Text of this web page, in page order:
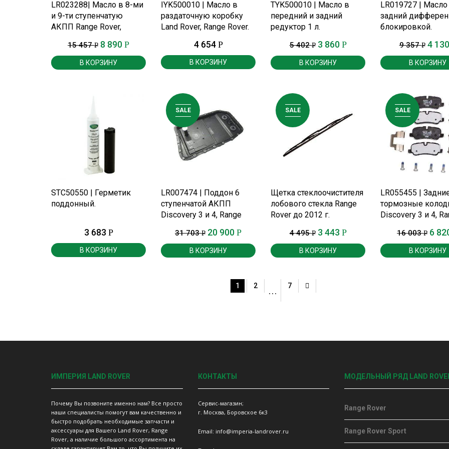
LR023288| Масло в 8-ми
и 9-ти ступенчатую
АКПП Range Rover,
15 457Р 8 890 Р
В КОРЗИНУ
IYK500010 | Масло в
раздаточную коробку
Land Rover, Range Rover.
4 654 Р
В КОРЗИНУ
TYK500010 | Масло в
передний и задний
редуктор 1 л.
5 402Р 3 860 Р
В КОРЗИНУ
LR019727 | Масло
задний
блокировкой.
9 357Р 4 130
В КОРЗИНУ
ПОДРОБНЕЕ
STC50550 | Герметик
поддонный.
3 683 Р
В КОРЗИНУ
SALE
ПОДРОБНЕЕ
LR007474 | Поддон 6
ступенчатой АКПП
Discovery 3 и 4, Range
31 703Р 20 900 Р
В КОРЗИНУ
SALE
ПОДРОБНЕЕ
Щетка стеклоочистителя
лобового стекла Range
Rover до 2012 г.
4 495Р 3 443 Р
В КОРЗИНУ
SALE
ПОДРОБНЕЕ
LR055455 |
тормозные
Discovery 3 и 4,
16 003Р 6
В КОРЗИНУ
1 2 … 7
ИМПЕРИЯ LAND ROVER
Почему Вы позвоните именно нам? Все просто
наши специалисты помогут вам качественно и
быстро подобрать необходимые запчасти и
аксессуары для Вашего Land Rover, Range
Rover, а наличие большого ассортимента на
КОНТАКТЫ
Сервис-магазин;
г. Москва, Боровское 6к3
Email: info@imperia-landrover.ru
МОДЕЛЬНЫЙ РЯД LAND
Range Rover
Range Rover Sport